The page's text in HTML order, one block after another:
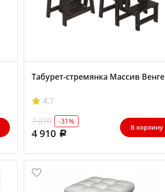
Табурет-стремянка Массив Венге
4.7
7 070
-31%
4 910 В корзину